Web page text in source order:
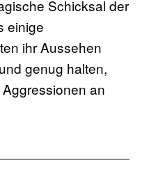
Schicksal der
einige
ihr Aussehen
genug halten,
an